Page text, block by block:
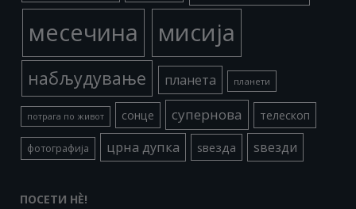
месечина мисија
набљудување планета планети
потрага по живот сонце супернова телескоп
фотографија црна дупка ѕвезда ѕвезди
ПОСЕТИ НÈ!